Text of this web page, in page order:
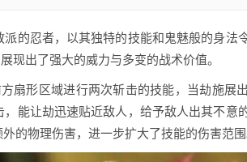
的忍者，以其独特的技能和鬼魅般的身法
现出了强大的威力与多变的战术价值。
扇形区域进行两次斩击的技能，当劫施展
能让劫迅速贴近敌人，给予敌人出其不意
的物理伤害，进一步扩大了技能的伤害范围